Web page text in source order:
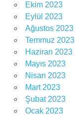
Ekim 2023
Eylül 2023
Ağustos 2023
Temmuz 2023
Haziran 2023
Mayıs 2023
Nisan 2023
Mart 2023
Şubat 2023
Ocak 2023